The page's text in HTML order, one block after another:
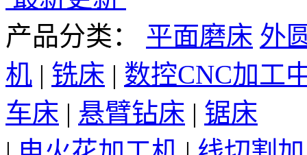
产品分类：
平面磨床 外
机 | 铣床 | 数控CNC加工
车床 | 悬臂钻床 | 锯床